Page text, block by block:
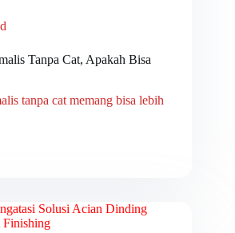
Tanpa Cat, Apakah Bisa
tanpa cat memang bisa lebih